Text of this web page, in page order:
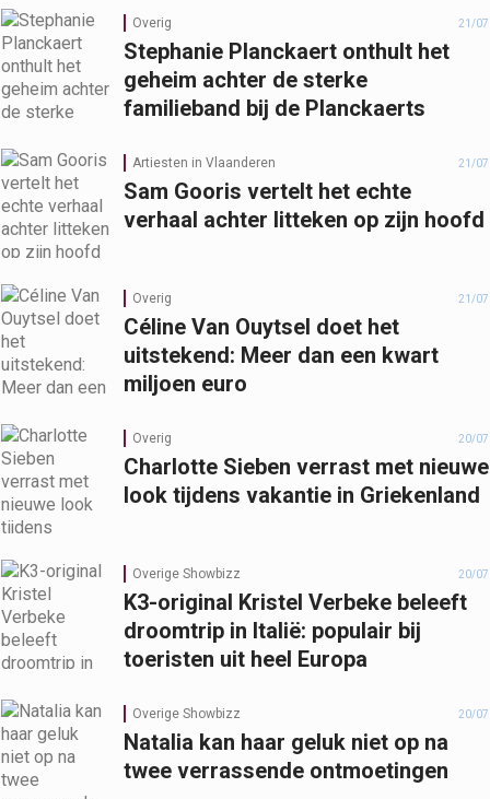
Overig 21/07
Stephanie Planckaert onthult het
geheim achter de sterke
familieband bij de Planckaerts
Artiesten in Vlaanderen 21/07
Sam Gooris vertelt het echte
verhaal achter litteken op zijn hoofd
Overig 21/07
Céline Van Ouytsel doet het
uitstekend: Meer dan een kwart
miljoen euro
Overig 20/07
Charlotte Sieben verrast met nieuwe
look tijdens vakantie in Griekenland
Overige Showbizz 20/07
K3-original Kristel Verbeke beleeft
droomtrip in Italië: populair bij
toeristen uit heel Europa
Overige Showbizz 20/07
Natalia kan haar geluk niet op na
twee verrassende ontmoetingen